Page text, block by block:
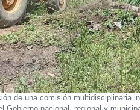
de una comisión multidisciplinaria